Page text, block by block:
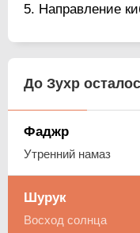
Направление
До Зухр
Фаджр
Утренний намаз
Шурук
Восход солнца